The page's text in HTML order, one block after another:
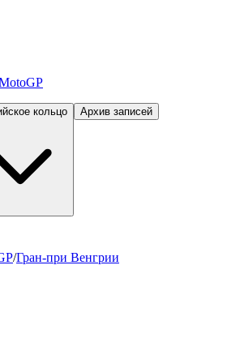
кольцо Архив записей
/Гран-при Венгрии